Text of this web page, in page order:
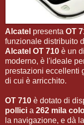
Alcatel presenta OT
funzionale distribuito
Alcatel OT 710 è un
moderno, è l'ideale
prestazioni eccellenti
di cui è arricchito.
OT 710 è dotato di
pollici a 262 mila
la navigazione, e dà